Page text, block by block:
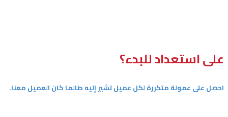
على استعداد للبدء؟
احصل على عمولة متكررة لكل عميل تشير إليه طالما كان العميل معنا.